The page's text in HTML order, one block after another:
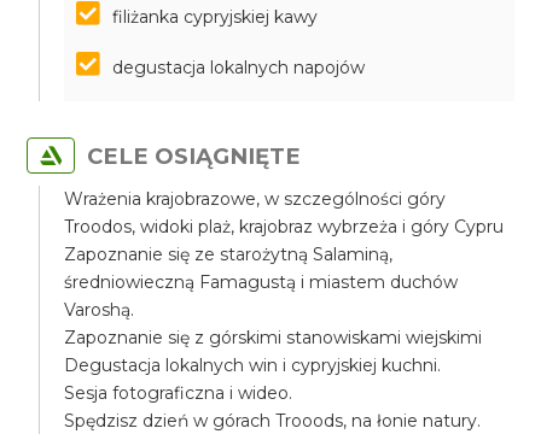
filiżanka cypryjskiej kawy
degustacja lokalnych napojów
CELE OSIĄGNIĘTE
Wrażenia krajobrazowe, w szczególności góry
Troodos, widoki plaż, krajobraz wybrzeża i góry Cypru
Zapoznanie się ze starożytną Salaminą,
średniowieczną Famagustą i miastem duchów
Varoshą.
Zapoznanie się z górskimi stanowiskami wiejskimi
Degustacja lokalnych win i cypryjskiej kuchni.
Sesja fotograficzna i wideo.
Spędzisz dzień w górach Trooods, na łonie natury.